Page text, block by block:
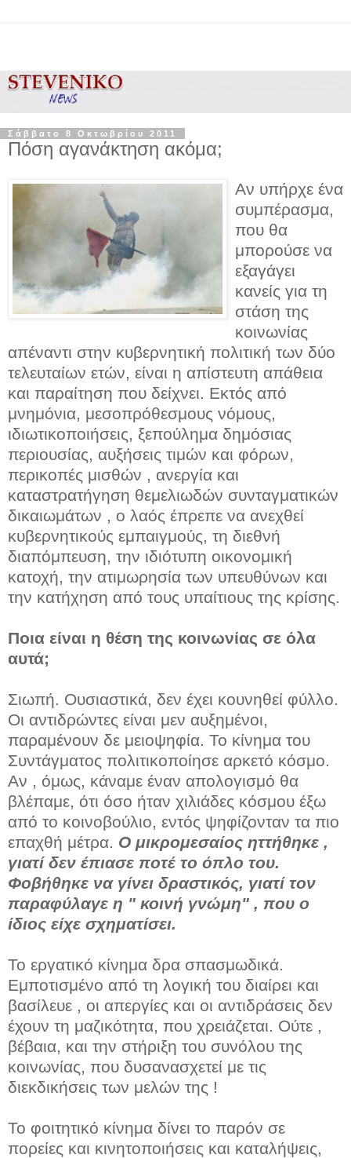
Σάββατο 8 Οκτωβρίου 2011
Πόση αγανάκτηση ακόμα;
Αν υπήρχε ένα
συμπέρασμα,
που θα
μπορούσε να
εξαγάγει
κανείς για τη
στάση της
κοινωνίας
απέναντι στην κυβερνητική πολιτική των δύο
τελευταίων ετών, είναι η απίστευτη απάθεια
και παραίτηση που δείχνει. Εκτός από
μνημόνια, μεσοπρόθεσμους νόμους,
ιδιωτικοποιήσεις, ξεπούλημα δημόσιας
περιουσίας, αυξήσεις τιμών και φόρων,
περικοπές μισθών , ανεργία και
καταστρατήγηση θεμελιωδών συνταγματικών
δικαιωμάτων , ο λαός έπρεπε να ανεχθεί
κυβερνητικούς εμπαιγμούς, τη διεθνή
διαπόμπευση, την ιδιότυπη οικονομική
κατοχή, την ατιμωρησία των υπευθύνων και
την κατήχηση από τους υπαίτιους της κρίσης.
Ποια είναι η θέση της κοινωνίας σε όλα
αυτά;
Σιωπή. Ουσιαστικά, δεν έχει κουνηθεί φύλλο.
Οι αντιδρώντες είναι μεν αυξημένοι,
παραμένουν δε μειοψηφία. Το κίνημα του
Συντάγματος πολιτικοποίησε αρκετό κόσμο.
Αν , όμως, κάναμε έναν απολογισμό θα
βλέπαμε, ότι όσο ήταν χιλιάδες κόσμου έξω
από το κοινοβούλιο, εντός ψηφίζονταν τα πιο
επαχθή μέτρα. Ο μικρομεσαίος ηττήθηκε ,
γιατί δεν έπιασε ποτέ το όπλο του.
Φοβήθηκε να γίνει δραστικός, γιατί τον
παραφύλαγε η " κοινή γνώμη" , που ο
ίδιος είχε σχηματίσει.
Το εργατικό κίνημα δρα σπασμωδικά.
Εμποτισμένο από τη λογική του διαίρει και
βασίλευε , οι απεργίες και οι αντιδράσεις δεν
έχουν τη μαζικότητα, που χρειάζεται. Ούτε ,
βέβαια, και την στήριξη του συνόλου της
κοινωνίας, που δυσανασχετεί με τις
διεκδικήσεις των μελών της !
Το φοιτητικό κίνημα δίνει το παρόν σε
πορείες και κινητοποιήσεις και καταλήψεις,